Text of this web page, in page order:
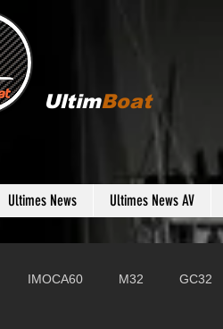
UltimBoat
Ultimes News Ultimes News AV
IMOCA60 M32 GC32